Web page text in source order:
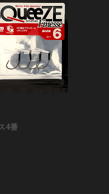
4番